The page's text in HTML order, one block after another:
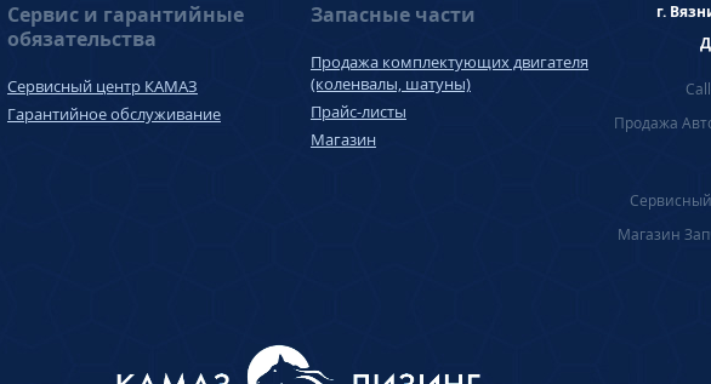
Сервис и гарантийные
обязательства
Сервисный центр КАМАЗ
Гарантийное обслуживание
Запасные части
Продажа комплектующих двигателя
(коленвалы, шатуны)
Прайс-листы
Магазин
г.
Продажа
Магазин